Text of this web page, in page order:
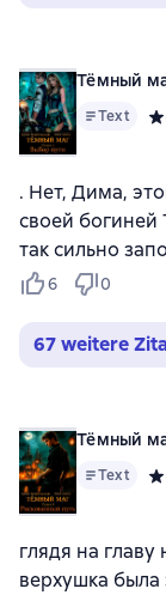
Тёмный
Text
. Нет, Дима,
своей
так сильно
6 0
67 weitere
Тёмный
Text
глядя на
верхушка